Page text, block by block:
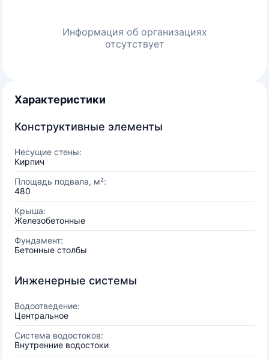
Информация об организациях
отсутствует
Характеристики
Конструктивные элементы
Несущие стены:
Кирпич
Площадь подвала, м²:
480
Крыша:
Железобетонные
Фундамент:
Бетонные столбы
Инженерные системы
Водоотведение:
Центральное
Система водостоков:
Внутренние водостоки